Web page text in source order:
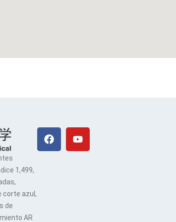
1,499,
corte azul,
de
AR
FacebookYoutube